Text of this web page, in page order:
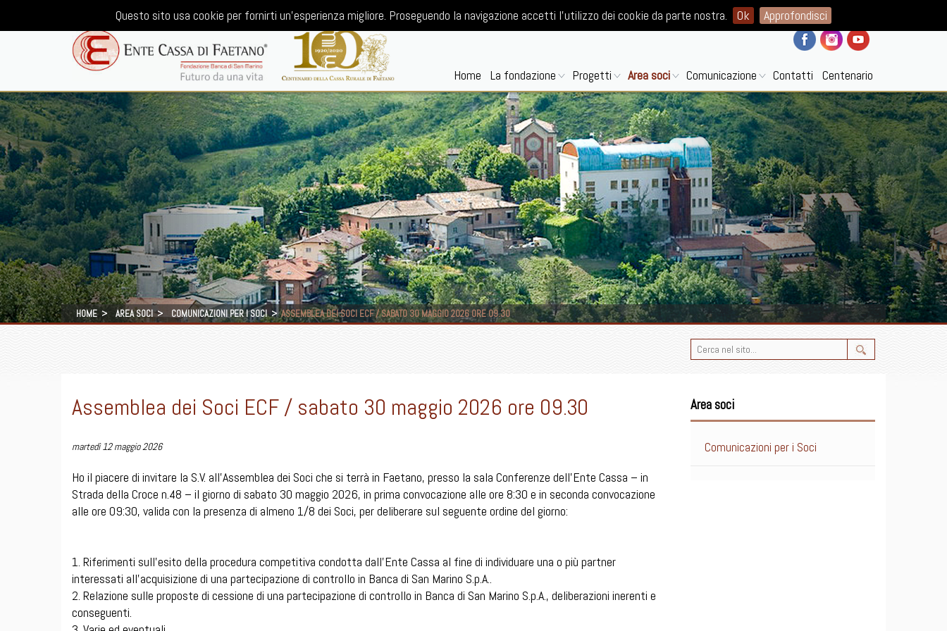
Questo sito usa cookie per fornirti un'esperienza migliore. Proseguendo la navigazione accetti l'utilizzo dei cookie da parte nostra. Ok Approfondisci
ISCRIVITI ALLA NEWSLETTER
Home La fondazione Progetti Area soci Comunicazione Contatti Centenario
HOME AREA SOCI COMUNICAZIONI PER I SOCI ASSEMBLEA DEI SOCI ECF / SABATO 30 MAGGIO 2026 ORE 09.30
Area soci
Comunicazioni per i Soci
Assemblea dei Soci ECF / sabato 30 maggio 2026 ore 09.30
martedì 12 maggio 2026
Ho il piacere di invitare la S.V. all’Assemblea dei Soci che si terrà in Faetano, presso la sala Conferenze dell’Ente Cassa – in
Strada della Croce n.48 – il giorno di sabato 30 maggio 2026, in prima convocazione alle ore 8:30 e in seconda convocazione
alle ore 09:30, valida con la presenza di almeno 1/8 dei Soci, per deliberare sul seguente ordine del giorno:
1. Riferimenti sull’esito della procedura competitiva condotta dall’Ente Cassa al fine di individuare una o più partner
interessati all’acquisizione di una partecipazione di controllo in Banca di San Marino S.p.A..
2. Relazione sulle proposte di cessione di una partecipazione di controllo in Banca di San Marino S.p.A., deliberazioni inerenti e
conseguenti.